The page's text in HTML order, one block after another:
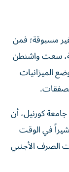
مسبوقة؛ فمن
سعت واشنطن
الميزانيات
كورنيل، أن
في الوقت
الصرف الأجنبي